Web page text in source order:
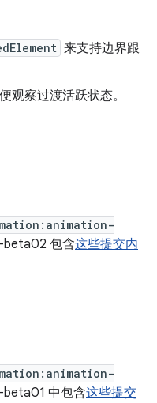
来支持边界跟
观察过渡活跃状态。
beta02 包含这些提交内
beta01 中包含这些提交